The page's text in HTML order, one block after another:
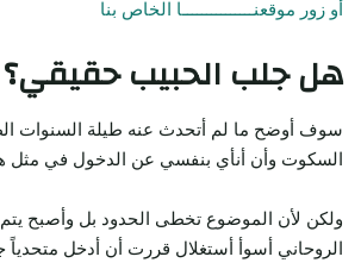
أو زور موقعنـــــــــــــــا الخاص بنا
هل جلب الحبيب حقيقي؟
سوف أوضح ما لم أتحدث عنه طيلة السنوات
السكوت وأن أنأي بنفسي عن الدخول في مثل
ولكن لأن الموضوع تخطى الحدود بل وأصبح يتم
الروحاني أسوأ أستغلال قررت أن أدخل